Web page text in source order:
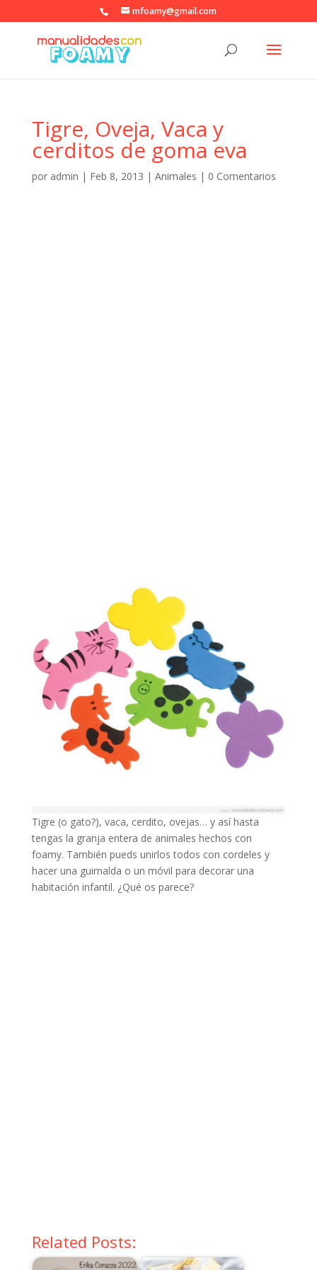
mfoamy@gmail.com
Tigre, Oveja, Vaca y
cerditos de goma eva
por admin | Feb 8, 2013 | Animales | 0 Comentarios
Tigre (o gato?), vaca, cerdito, ovejas… y así hasta
tengas la granja entera de animales hechos con
foamy. También pueds unirlos todos con cordeles y
hacer una guirnalda o un móvil para decorar una
habitación infantil. ¿Qué os parece?
Related Posts: